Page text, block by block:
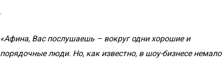
.
«Афина, Вас послушаешь – вокруг одни хорошие и
порядочные люди. Но, как известно, в шоу-бизнесе немало